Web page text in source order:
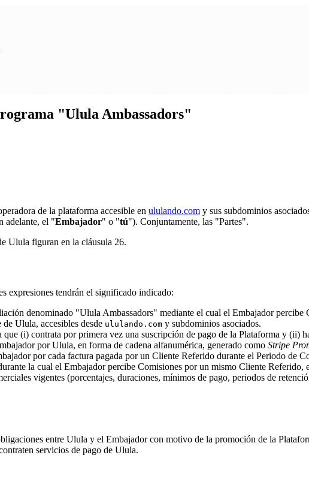
"Ulula Ambassadors"
de la plataforma accesible en ululando.com y sus subdominios
adelante, el "Embajador" o "tú"). Conjuntamente, las "Partes".
Ulula figuran en la cláusula 26.
expresiones tendrán el significado indicado:
denominado "Ulula Ambassadors" mediante el cual el Embajador percibe
Ulula, accesibles desde ululando.com y subdominios asociados.
que (i) contrata por primera vez una suscripción de pago de la Plataforma y (ii)
por Ulula, en forma de cadena alfanumérica, generado como Stripe
por cada factura pagada por un Cliente Referido durante el Periodo de
la cual el Embajador percibe Comisiones por un mismo Cliente Referido,
vigentes (porcentajes, duraciones, mínimos de pago, periodos de
entre Ulula y el Embajador con motivo de la promoción de la
servicios de pago de Ulula.